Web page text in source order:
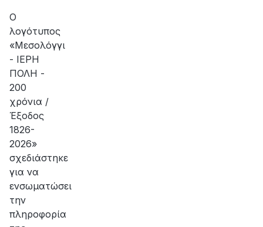
Ο
λογότυπος
«Μεσολόγγι
- ΙΕΡΗ
ΠΟΛΗ -
200
χρόνια /
Έξοδος
1826-
2026»
σχεδιάστηκε
για να
ενσωματώσει
την
πληροφορία